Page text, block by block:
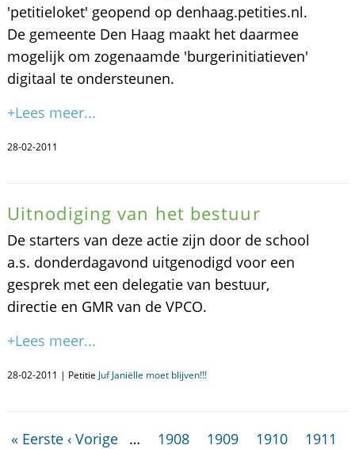
'petitieloket' geopend op denhaag.petities.nl.
De gemeente Den Haag maakt het daarmee
mogelijk om zogenaamde 'burgerinitiatieven'
digitaal te ondersteunen.
+Lees meer...
28-02-2011
Uitnodiging van het bestuur
De starters van deze actie zijn door de school
a.s. donderdagavond uitgenodigd voor een
gesprek met een delegatie van bestuur,
directie en GMR van de VPCO.
+Lees meer...
28-02-2011 | Petitie Juf Janiëlle moet blijven!!!
« Eerste ‹ Vorige … 1908 1909 1910
1911